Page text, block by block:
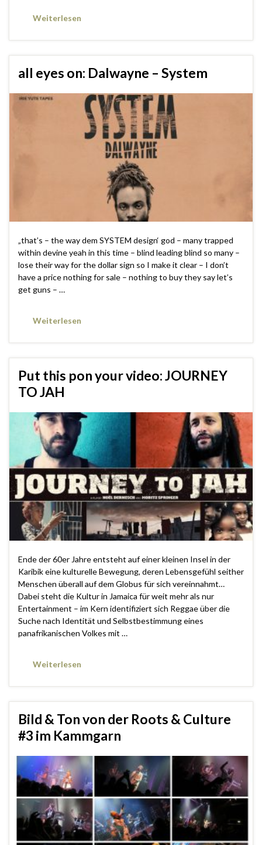
Weiterlesen
all eyes on: Dalwayne – System
„that’s – the way dem SYSTEM design‘ god – many trapped
within devine yeah in this time – blind leading blind so many –
lose their way for the dollar sign so I make it clear – I don’t
have a price nothing for sale – nothing to buy they say let’s
get guns – …
Weiterlesen
Put this pon your video: JOURNEY
TO JAH
Ende der 60er Jahre entsteht auf einer kleinen Insel in der
Karibik eine kulturelle Bewegung, deren Lebensgefühl seither
Menschen überall auf dem Globus für sich vereinnahmt…
Dabei steht die Kultur in Jamaica für weit mehr als nur
Entertainment – im Kern identifiziert sich Reggae über die
Suche nach Identität und Selbstbestimmung eines
panafrikanischen Volkes mit …
Weiterlesen
Bild & Ton von der Roots & Culture
#3 im Kammgarn